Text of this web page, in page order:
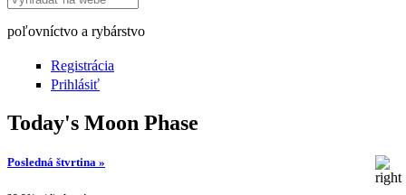
poľovníctvo a rybárstvo
Registrácia
Prihlásiť
Today's Moon Phase
Posledná štvrtina »